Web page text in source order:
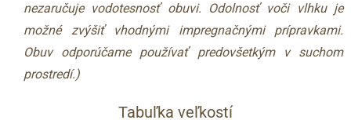
nezaručuje vodotesnosť obuvi. Odolnosť voči vlhku je
možné zvýšiť vhodnými impregnačnými prípravkami.
Obuv odporúčame používať predovšetkým v suchom
prostredí.)
Tabuľka veľkostí